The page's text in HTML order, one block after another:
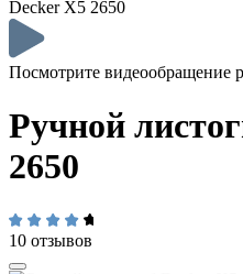
Decker X5 2650
Посмотрите видеообращение
Ручной
2650
10 отзывов